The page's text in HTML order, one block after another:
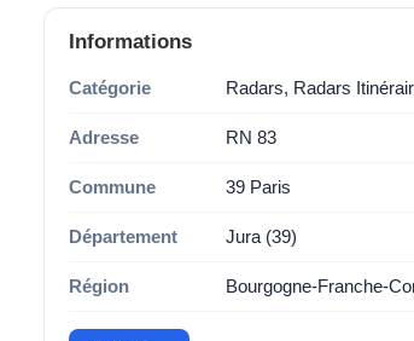
Informations
Catégorie Radars, Radars
Adresse RN 83
Commune 39 Paris
Département Jura (39)
Région Bourgogne-Franche-